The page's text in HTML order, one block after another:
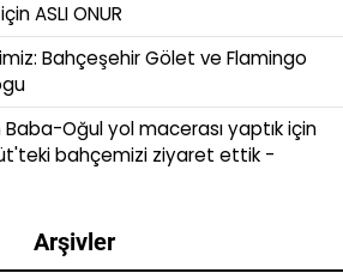
içinASLI ONUR
Bahçeşehir Gölet ve Flamingo
Baba-Oğul yol macerası yaptıkiçin
bahçemizi ziyaret ettik -
Arşivler